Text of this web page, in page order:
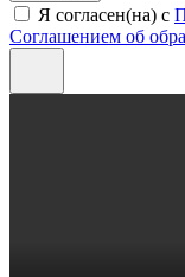
Я согласен(на) с
Соглашением об